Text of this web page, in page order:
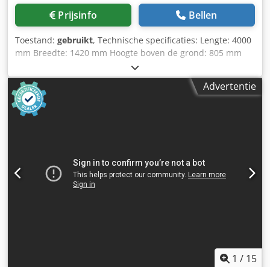
Prijsinfo Bellen
Toestand: gebruikt, Technische specificaties: Lengte: 4000
mm Breedte: 1420 mm Hoogte boven de grond: 805 mm
Draagvermogen: 10 ton Wieldiameter - max.: 600 mm
Spoorbreedte: 1000 mm Besturingsspanning: 80 V
Elektrische besturing: Ja, met handbediening Gewicht: 3,25
ton Afmetingen (l x b x h): 4,0 x 1,42 x 0,81 m Batterijtype:
Loodzuur Railtransportwagen voor zware lasten
Advertentie
1 / 15